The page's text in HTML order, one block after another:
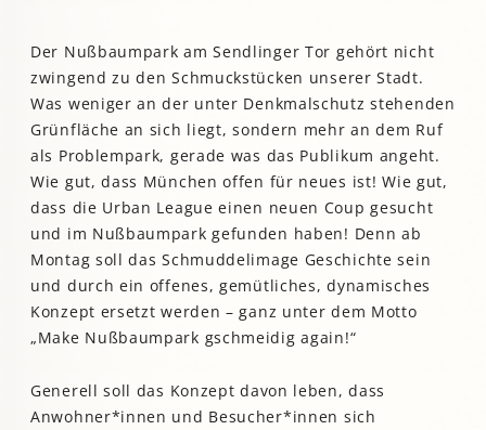
Der Nußbaumpark am Sendlinger Tor gehört nicht
zwingend zu den Schmuckstücken unserer Stadt.
Was weniger an der unter Denkmalschutz stehenden
Grünfläche an sich liegt, sondern mehr an dem Ruf
als Problempark, gerade was das Publikum angeht.
Wie gut, dass München offen für neues ist! Wie gut,
dass die Urban League einen neuen Coup gesucht
und im Nußbaumpark gefunden haben! Denn ab
Montag soll das Schmuddelimage Geschichte sein
und durch ein offenes, gemütliches, dynamisches
Konzept ersetzt werden – ganz unter dem Motto
„Make Nußbaumpark gschmeidig again!“
Generell soll das Konzept davon leben, dass
Anwohner*innen und Besucher*innen sich